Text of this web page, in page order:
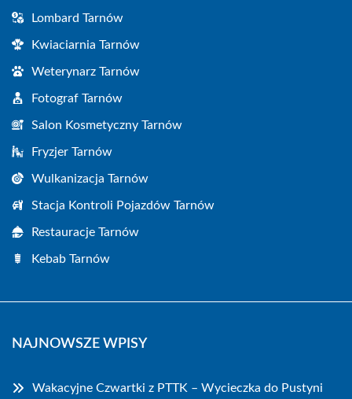
Lombard Tarnów
Kwiaciarnia Tarnów
Weterynarz Tarnów
Fotograf Tarnów
Salon Kosmetyczny Tarnów
Fryzjer Tarnów
Wulkanizacja Tarnów
Stacja Kontroli Pojazdów Tarnów
Restauracje Tarnów
Kebab Tarnów
NAJNOWSZE WPISY
Wakacyjne Czwartki z PTTK – Wycieczka do Pustyni